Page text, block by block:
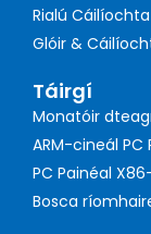
Rialú Cáilíochta
Glóir &
Táirgí
Monatóir
ARM-cineál PC
PC Painéal
Bosca